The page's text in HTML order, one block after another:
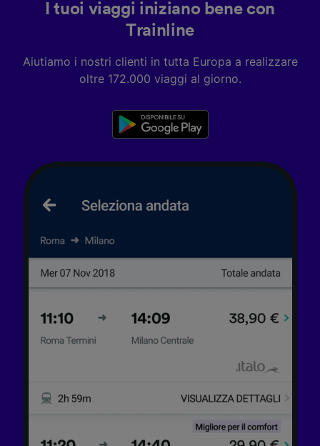
I tuoi viaggi iniziano bene con
Trainline
Aiutiamo i nostri clienti in tutta Europa a realizzare
oltre 172.000 viaggi al giorno.